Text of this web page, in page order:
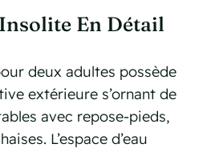
En Détail
deux adultes possède
extérieure s’ornant de
avec repose-pieds,
L’espace d’eau